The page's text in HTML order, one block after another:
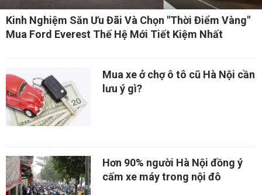
Kinh Nghiệm Săn Ưu Đãi Và Chọn "Thời Điểm Vàng"
Mua Ford Everest Thế Hệ Mới Tiết Kiệm Nhất
Mua xe ở chợ ô tô cũ Hà Nội cần
lưu ý gì?
Hơn 90% người Hà Nội đồng ý
cấm xe máy trong nội đô